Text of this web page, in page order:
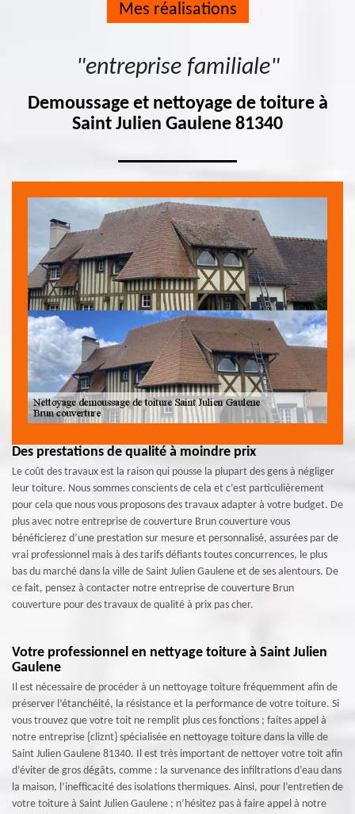
Mes réalisations
"entreprise familiale"
Demoussage et nettoyage de toiture à
Saint Julien Gaulene 81340
Des prestations de qualité à moindre prix
Le coût des travaux est la raison qui pousse la plupart des gens à négliger
leur toiture. Nous sommes conscients de cela et c’est particulièrement
pour cela que nous vous proposons des travaux adapter à votre budget. De
plus avec notre entreprise de couverture Brun couverture vous
bénéficierez d’une prestation sur mesure et personnalisé, assurées par de
vrai professionnel mais à des tarifs défiants toutes concurrences, le plus
bas du marché dans la ville de Saint Julien Gaulene et de ses alentours. De
ce fait, pensez à contacter notre entreprise de couverture Brun
couverture pour des travaux de qualité à prix pas cher.
Votre professionnel en nettyage toiture à Saint Julien
Gaulene
Il est nécessaire de procéder à un nettoyage toiture fréquemment afin de
préserver l’étanchéité, la résistance et la performance de votre toiture. Si
vous trouvez que votre toit ne remplit plus ces fonctions ; faites appel à
notre entreprise {cliznt} spécialisée en nettoyage toiture dans la ville de
Saint Julien Gaulene 81340. Il est très important de nettoyer votre toit afin
d’éviter de gros dégâts, comme : la survenance des infiltrations d’eau dans
la maison, l’inefficacité des isolations thermiques. Ainsi, pour l’entretien de
votre toiture à Saint Julien Gaulene ; n’hésitez pas à faire appel à notre